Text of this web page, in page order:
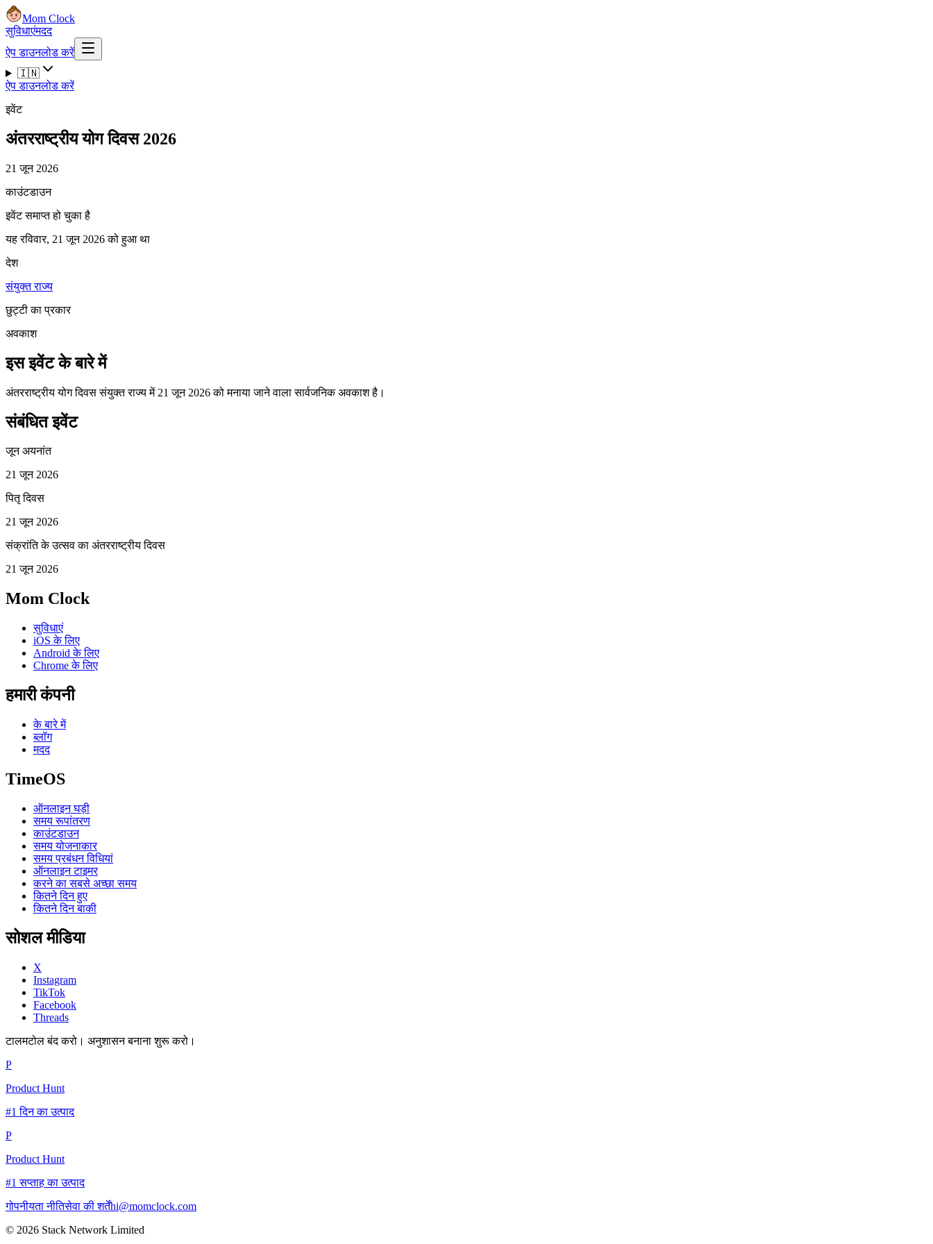
Mom Clock
सुविधाएंमदद
ऐप डाउनलोड करें
🇮🇳
ऐप डाउनलोड करें
इवेंट
अंतरराष्ट्रीय योग दिवस 2026
21 जून 2026
काउंटडाउन
इवेंट समाप्त हो चुका है
यह रविवार, 21 जून 2026 को हुआ था
देश
संयुक्त राज्य
छुट्टी का प्रकार
अवकाश
इस इवेंट के बारे में
अंतरराष्ट्रीय योग दिवस संयुक्त राज्य में 21 जून 2026 को मनाया जाने वाला सार्वजनिक अवकाश है।
संबंधित इवेंट
जून अयनांत
21 जून 2026
पितृ दिवस
21 जून 2026
संक्रांति के उत्सव का अंतरराष्ट्रीय दिवस
21 जून 2026
Mom Clock
सुविधाएं
iOS के लिए
Android के लिए
Chrome के लिए
हमारी कंपनी
के बारे में
ब्लॉग
मदद
TimeOS
ऑनलाइन घड़ी
समय रूपांतरण
काउंटडाउन
समय योजनाकार
समय प्रबंधन विधियां
ऑनलाइन टाइमर
करने का सबसे अच्छा समय
कितने दिन हुए
कितने दिन बाकी
सोशल मीडिया
X
Instagram
TikTok
Facebook
Threads
टालमटोल बंद करो। अनुशासन बनाना शुरू करो।
P
Product Hunt
#1 दिन का उत्पाद
P
Product Hunt
#1 सप्ताह का उत्पाद
गोपनीयता नीतिसेवा की शर्तेंhi@momclock.com
© 2026 Stack Network Limited